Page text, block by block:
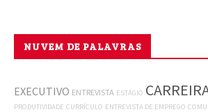
NUVEM DE PALAVRAS
EXECUTIVO ENTREVISTA ESTÁGIO
PRODUTIVIDADE CURRÍCULO ENTREVISTA DE EMPREGO